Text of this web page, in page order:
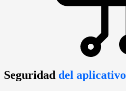
Seguridad del aplicativo